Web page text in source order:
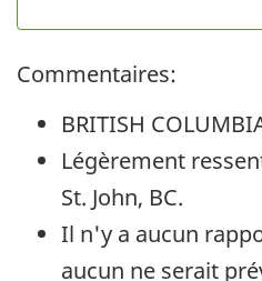
Commentaires:
BRITISH
Légèrement
St. John, BC.
Il n'y a aucun
aucun ne serait